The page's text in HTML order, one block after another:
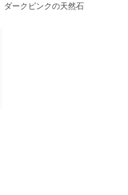
ダークピンクの天然石